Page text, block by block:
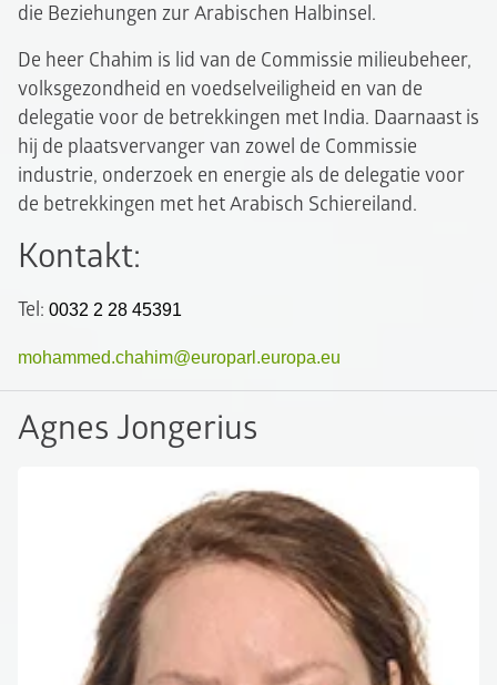
die Beziehungen zur Arabischen Halbinsel.
De heer Chahim is lid van de Commissie milieubeheer,
volksgezondheid en voedselveiligheid en van de
delegatie voor de betrekkingen met India. Daarnaast is
hij de plaatsvervanger van zowel de Commissie
industrie, onderzoek en energie als de delegatie voor
de betrekkingen met het Arabisch Schiereiland.
Kontakt:
Tel: 0032 2 28 45391
mohammed.chahim@europarl.europa.eu
Agnes Jongerius